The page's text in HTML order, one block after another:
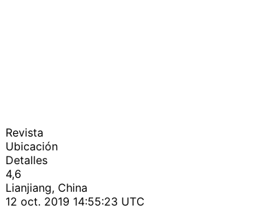
Revista
Ubicación
Detalles
4,6
Lianjiang, China
12 oct. 2019 14:55:23 UTC